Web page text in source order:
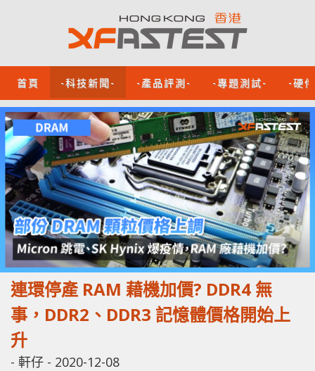
首頁 -科技新聞- -產品評測- -專題測試- -硬
連環停產 RAM 藉機加價? DDR4 無
事，DDR2、DDR3 記憶體價格開始上
升
- 軒仔 - 2020-12-08